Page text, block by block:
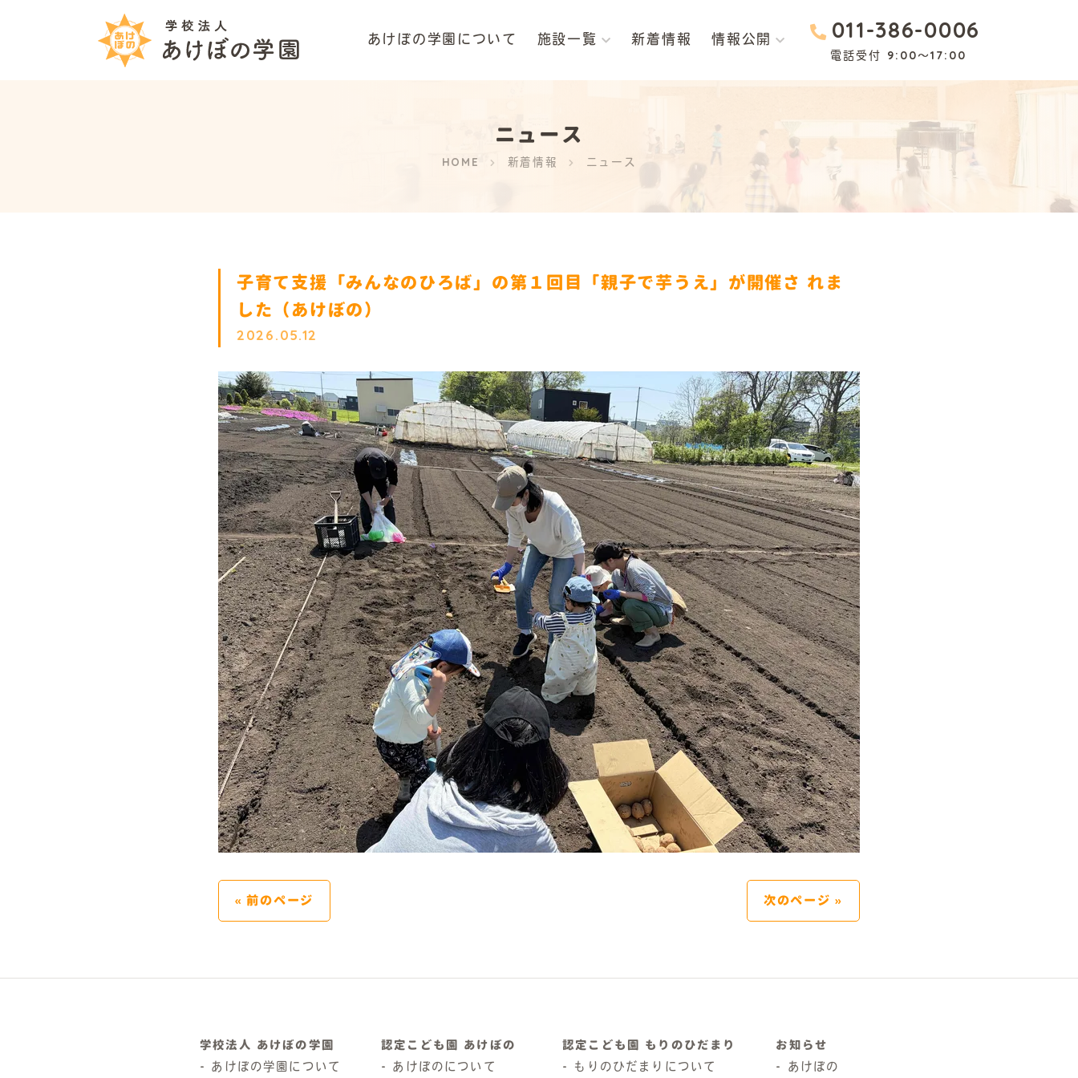
011-386-0006
電話受付 9:00～17:00
あけぼの学園について 施設一覧
もりのひだまり
新着情報 情報公開
あけぼの
ニュース
HOME 新着情報 ニュース
子育て支援「みんなのひろば」の第１回目「親子で芋うえ」が開催さ れま
した（あけぼの）
2026.05.12
« 前のページ 次のページ »
学校法人 あけぼの学園
あけぼの学園について
認定こども園 あけぼの
あけぼのについて
認定こども園 もりのひだまり
もりのひだまりについて
お知らせ
あけぼの